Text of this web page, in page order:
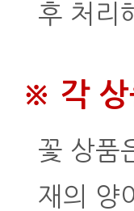
후 처리
※ 각 상
꽃 상품
재의 양